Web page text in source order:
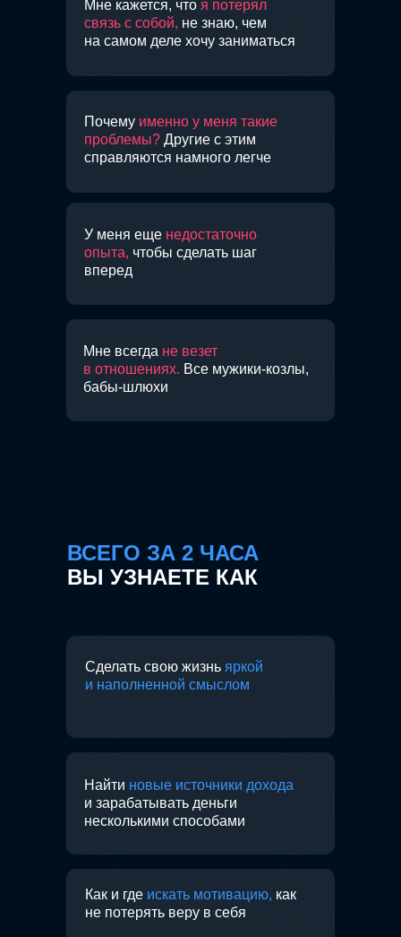
Мне кажется, что я потерял
связь с собой, не знаю, чем
на самом деле хочу заниматься
Почему именно у меня такие
проблемы? Другие с этим
справляются намного легче
У меня еще недостаточно
опыта, чтобы сделать шаг
вперед
Мне всегда не везет
в отношениях. Все мужики-козлы,
бабы-шлюхи
ВСЕГО ЗА 2 ЧАСА
ВЫ УЗНАЕТЕ КАК
Сделать свою жизнь яркой
и наполненной смыслом
Найти новые источники дохода
и зарабатывать деньги
несколькими способами
Как и где искать мотивацию, как
не потерять веру в себя